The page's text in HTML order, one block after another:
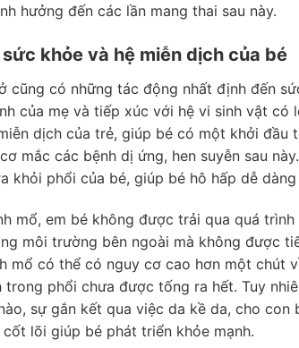
hưởng đến các lần mang thai sau này.
khỏe và hệ miễn dịch của bé
cũng có những tác động nhất định đến
của mẹ và tiếp xúc với hệ vi sinh vật
dịch của trẻ, giúp bé có một khởi
mắc các bệnh dị ứng, hen suyễn sau
khỏi phổi của bé, giúp bé hô hấp dễ
mổ, em bé không được trải qua quá
môi trường bên ngoài mà không được
mổ có thể có nguy cơ cao hơn một chút
phổi chưa được tống ra hết. Tuy
sự gắn kết qua việc da kề da, cho
lõi giúp bé phát triển khỏe mạnh.